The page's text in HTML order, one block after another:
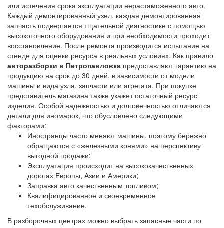
или истечения срока эксплуатации нерастаможенного авто.
Каждый демонтированный узел, каждая демонтированная
запчасть подвергается тщательной диагностике с помощью
высокоточного оборудования и при необходимости проходит
восстановление. После ремонта производится испытание на
стенде для оценки ресурса в реальных условиях. Как правило
авторазборки в Петропавловка предоставляют гарантию на
продукцию на срок до 30 дней, в зависимости от модели
машины и вида узла, запчасти или агрегата. При покупке
представитель магазина также укажет остаточный ресурс
изделия. Особой надежностью и долговечностью отличаются
детали для иномарок, что обусловлено следующими
факторами:
Иностранцы часто меняют машины, поэтому бережно
обращаются с «железными конями» на перспективу
выгодной продажи;
Эксплуатация происходит на высококачественных
дорогах Европы, Азии и Америки;
Заправка авто качественным топливом;
Квалифицированное и своевременное
техобслуживание.
В разборочных центрах можно выбрать запасные части по